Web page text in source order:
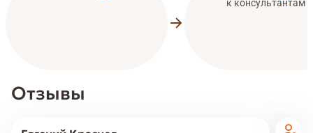
к консультантам
Отзывы